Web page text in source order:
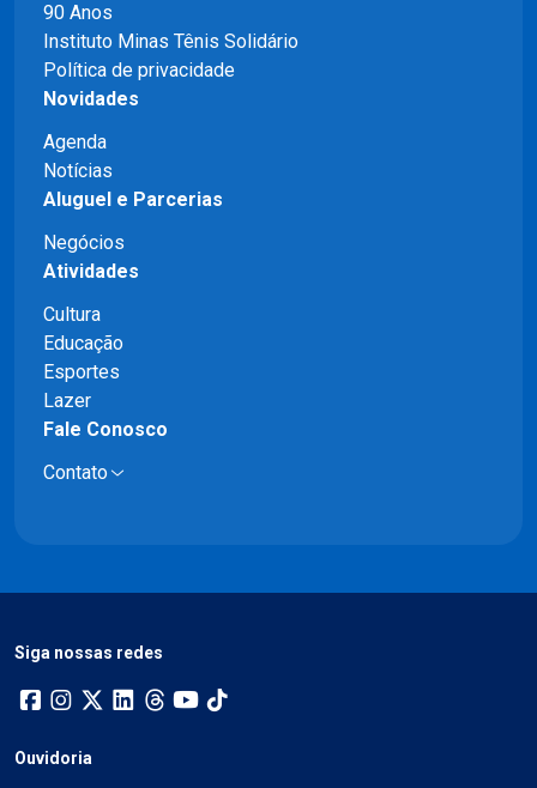
90 Anos
Instituto Minas Tênis Solidário
Política de privacidade
Novidades
Agenda
Notícias
Aluguel e Parcerias
Negócios
Atividades
Cultura
Educação
Esportes
Lazer
Fale Conosco
Contato
Siga nossas redes
Ouvidoria